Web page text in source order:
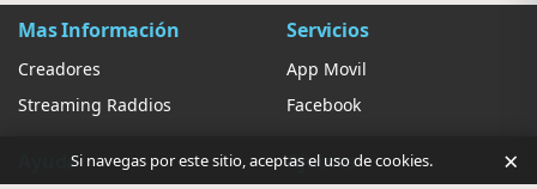
Mas Información
Creadores
Streaming Raddios
Servicios
App Movil
Facebook
Ayuda Ajustes
Si navegas por este sitio, aceptas el uso de cookies. ×